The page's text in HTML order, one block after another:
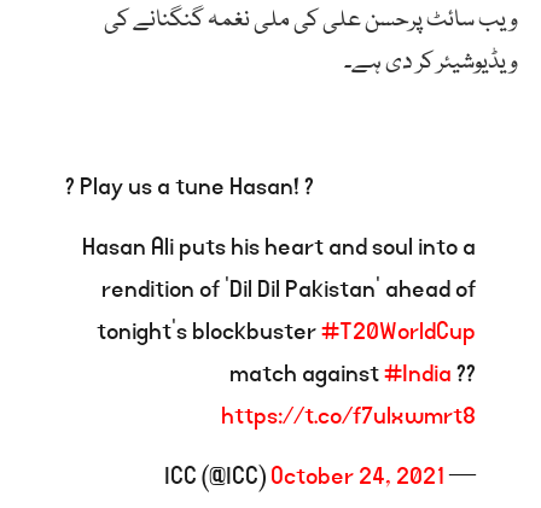
ویب سائٹ پرحسن علی کی ملی نغمہ گنگنانے کی
ویڈیوشیئر کر دی ہے۔
? Play us a tune Hasan! ?
Hasan Ali puts his heart and soul into a
rendition of ‘Dil Dil Pakistan’ ahead of
tonight’s blockbuster#T20WorldCup
match against#India??
https://t.co/f7ulxwmrt8
— ICC (@ICC)
October 24, 2021